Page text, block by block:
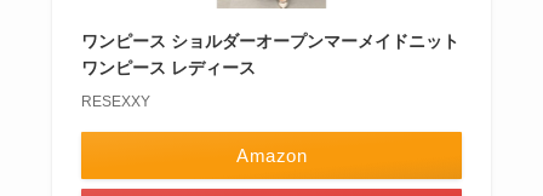
ワンピース ショルダーオープンマーメイドニット
ワンピース レディース
RESEXXY
Amazon